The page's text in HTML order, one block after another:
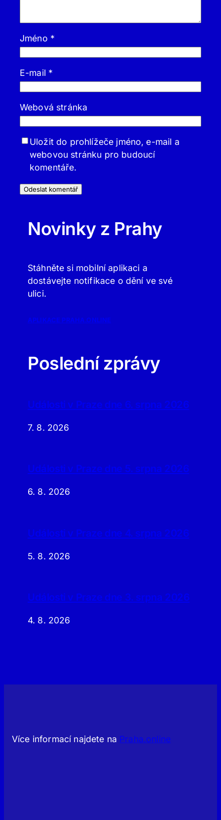
Jméno *
E-mail *
Webová stránka
Uložit do prohlížeče jméno, e-mail a
webovou stránku pro budoucí
komentáře.
Novinky z Prahy
Stáhněte si mobilní aplikaci a
dostávejte notifikace o dění ve své
ulici.
APLIKACE PRAHA.ONLINE
Poslední zprávy
Události v Praze dne 6. srpna 2026
7. 8. 2026
Události v Praze dne 5. srpna 2026
6. 8. 2026
Události v Praze dne 4. srpna 2026
5. 8. 2026
Události v Praze dne 3. srpna 2026
4. 8. 2026
Více informací najdete na Praha.online